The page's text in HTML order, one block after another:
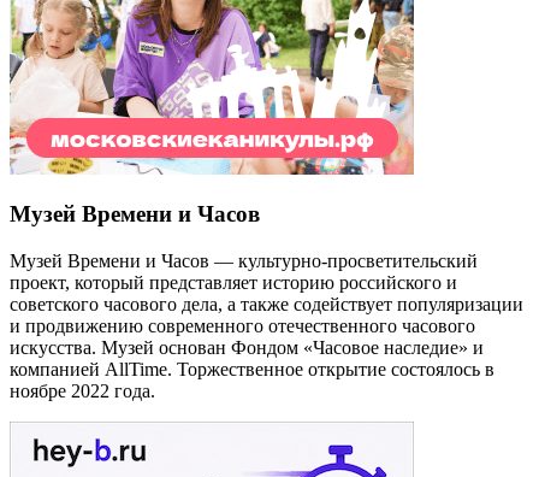
Музей Времени и Часов
Музей Времени и Часов — культурно-просветительский
проект, который представляет историю российского и
советского часового дела, а также содействует популяризации
и продвижению современного отечественного часового
искусства. Музей основан Фондом «Часовое наследие» и
компанией AllTime. Торжественное открытие состоялось в
ноябре 2022 года.